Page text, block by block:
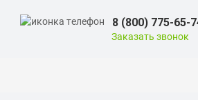
8 (800) 775-65-
Заказать звонок